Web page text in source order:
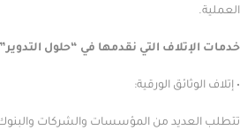
التي نقدمها في “حلول التدوير”
الورقية:
من المؤسسات والشركات والبنوك